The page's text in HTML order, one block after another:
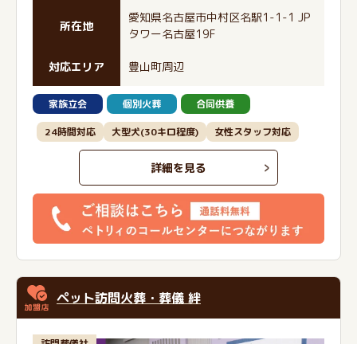
所在地
愛知県名古屋市中村区名駅1-1-1 JP
タワー名古屋19F
対応エリア 豊山町周辺
家族立会 個別火葬 合同供養
24時間対応 大型犬(30キロ程度) 女性スタッフ対応
詳細を見る
ペット訪問火葬・葬儀 絆